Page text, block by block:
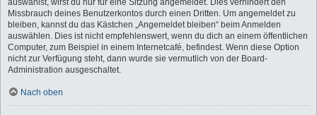
auswählst, wirst du nur für eine Sitzung angemeldet. Dies verhindert den
Missbrauch deines Benutzerkontos durch einen Dritten. Um angemeldet zu
bleiben, kannst du das Kästchen „Angemeldet bleiben“ beim Anmelden
auswählen. Dies ist nicht empfehlenswert, wenn du dich an einem öffentlichen
Computer, zum Beispiel in einem Internetcafé, befindest. Wenn diese Option
nicht zur Verfügung steht, dann wurde sie vermutlich von der Board-
Administration ausgeschaltet.
Nach oben